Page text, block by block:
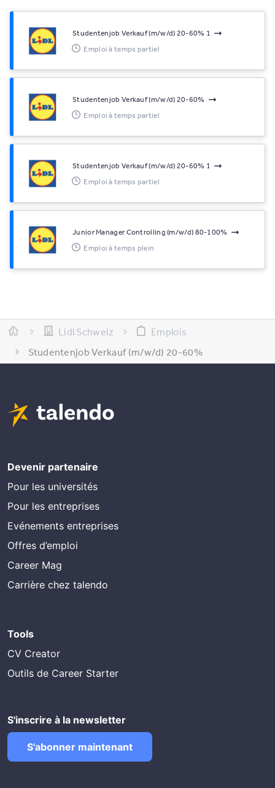
Studentenjob Verkauf (m/w/d) 20-60% 1
Emploi à temps partiel
Studentenjob Verkauf (m/w/d) 20-60%
Emploi à temps partiel
Studentenjob Verkauf (m/w/d) 20-60% 1
Emploi à temps partiel
Junior Manager Controlling (m/w/d) 80-100%
Emploi à temps plein
Lidl Schweiz
Emplois
Studentenjob Verkauf (m/w/d) 20-60%
Devenir partenaire
Pour les universités
Pour les entreprises
Evénements entreprises
Offres d’emploi
Career Mag
Carrière chez talendo
Tools
CV Creator
Outils de Career Starter
S'inscrire à la newsletter
S'abonner maintenant